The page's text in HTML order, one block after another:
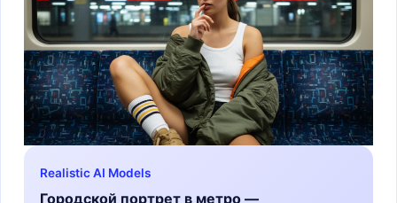
Realistic AI Models
Городской портрет в метро —